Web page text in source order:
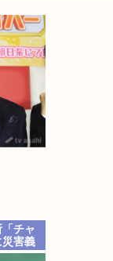
チャ
災害義